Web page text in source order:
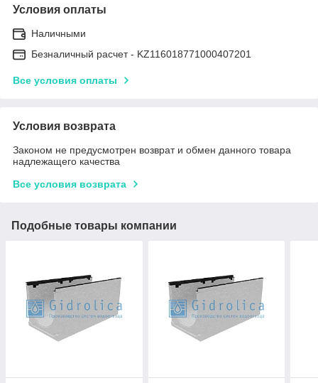
Условия оплаты
Наличными
Безналичный расчет - KZ116018771000407201
Все условия оплаты
Условия возврата
Законом не предусмотрен возврат и обмен данного товара
надлежащего качества
Все условия возврата
Подобные товары компании